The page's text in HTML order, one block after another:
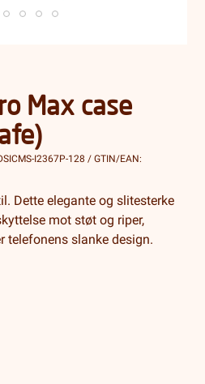
Max case
I2367P-128 / GTIN/EAN:
Dette elegante og slitesterke
mot støt og riper,
telefonens slanke design.